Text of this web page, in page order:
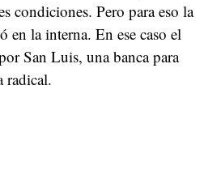
condiciones. Pero para eso la
en la interna. En ese caso el
San Luis, una banca para
radical.